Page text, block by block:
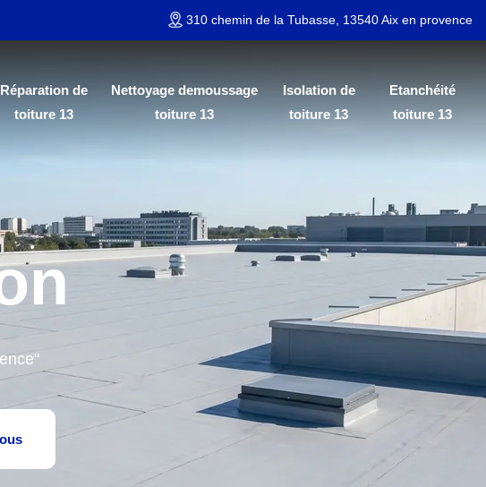
310 chemin de la Tubasse, 13540 Aix en provence
Réparation de
toiture 13
Nettoyage demoussage
toiture 13
Isolation de
toiture 13
Etanchéité
toiture 13